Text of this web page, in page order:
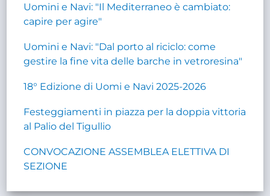
Uomini e Navi: "Il Mediterraneo è cambiato:
capire per agire"
Uomini e Navi: "Dal porto al riciclo: come
gestire la fine vita delle barche in vetroresina"
18° Edizione di Uomi e Navi 2025-2026
Festeggiamenti in piazza per la doppia vittoria
al Palio del Tigullio
CONVOCAZIONE ASSEMBLEA ELETTIVA DI
SEZIONE